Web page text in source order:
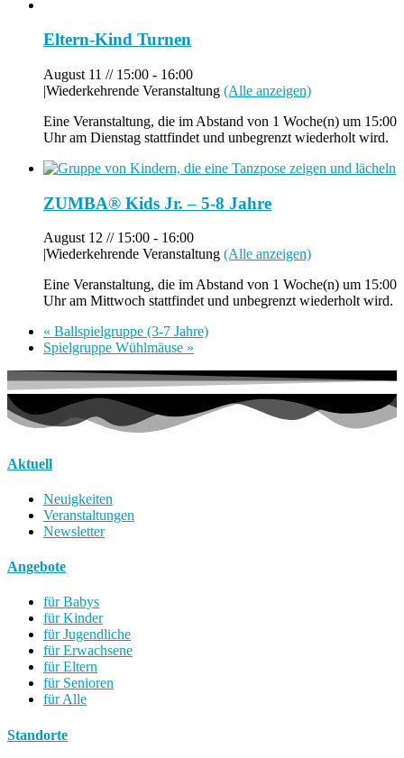
Eltern-Kind Turnen
August 11 // 15:00 - 16:00
|Wiederkehrende Veranstaltung (Alle anzeigen)
Eine Veranstaltung, die im Abstand von 1 Woche(n) um 15:00
Uhr am Dienstag stattfindet und unbegrenzt wiederholt wird.
ZUMBA® Kids Jr. – 5-8 Jahre
August 12 // 15:00 - 16:00
|Wiederkehrende Veranstaltung (Alle anzeigen)
Eine Veranstaltung, die im Abstand von 1 Woche(n) um 15:00
Uhr am Mittwoch stattfindet und unbegrenzt wiederholt wird.
« Ballspielgruppe (3-7 Jahre)
Spielgruppe Wühlmäuse »
Aktuell
Neuigkeiten
Veranstaltungen
Newsletter
Angebote
für Babys
für Kinder
für Jugendliche
für Erwachsene
für Eltern
für Senioren
für Alle
Standorte